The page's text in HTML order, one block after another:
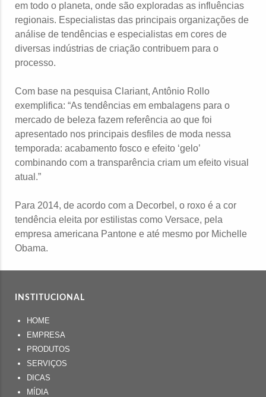
em todo o planeta, onde são exploradas as influências
regionais. Especialistas das principais organizações de
análise de tendências e especialistas em cores de
diversas indústrias de criação contribuem para o
processo.
Com base na pesquisa Clariant, Antônio Rollo
exemplifica: “As tendências em embalagens para o
mercado de beleza fazem referência ao que foi
apresentado nos principais desfiles de moda nessa
temporada: acabamento fosco e efeito ‘gelo’
combinando com a transparência criam um efeito visual
atual.”
Para 2014, de acordo com a Decorbel, o roxo é a cor
tendência eleita por estilistas como Versace, pela
empresa americana Pantone e até mesmo por Michelle
Obama.
INSTITUCIONAL
HOME
EMPRESA
PRODUTOS
SERVIÇOS
DICAS
MÍDIA